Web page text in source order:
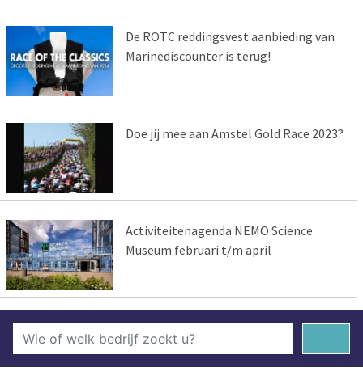
De ROTC reddingsvest aanbieding van
Marinediscounter is terug!
Doe jij mee aan Amstel Gold Race 2023?
Activiteitenagenda NEMO Science
Museum februari t/m april